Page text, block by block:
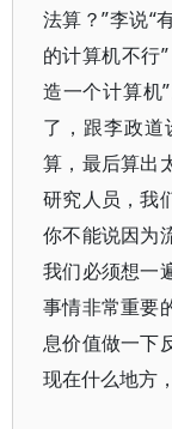
法算？”李说“
的计算机不行
造一个计算机
了，跟李政
算，最后算出
研究人员，我
你不能说因为
我们必须想一
事情非常重要
息价值做一下
现在什么地方